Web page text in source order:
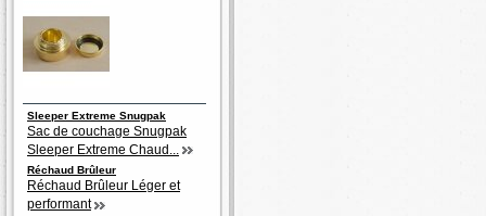
Sleeper Extreme Snugpak
Sac de couchage Snugpak
Sleeper Extreme Chaud...
Réchaud Brûleur
Réchaud Brûleur Léger et
performant